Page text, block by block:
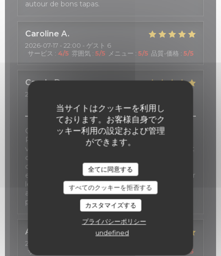
当サイトはクッキーを利用し
ております。お客様自身でク
ッキー利用の設定および管理
ができます。
全てに同意する
すべてのクッキーを拒否する
カスタマイズする
プライバシーポリシー
undefined
autour de bons tapas.
Caroline A
2026-07-17 - 22:00 - ゲスト 6
サービス : 4/5 雰囲気 : 5/5 メニュー : 5/5 品質-価格 : 5/5
Carole D
2026-07-18
C'est toujours un plaisir de passer une soirée au
P'tit Barcelone, à savourer de délicieux tapas, un
verre de sangria à la main. L'accueil est tout à fait
charmant, avec beaucoup de bienveillance en
cas de report de la réservation (un
empêchement de mes amis m'a obligé à décaler
le dîner à deux reprises). Il faut toutefois veiller à
actualiser le site, certaines formules n'étant plus
proposées. Mais c'est un détail !
Anne
2026-07-11
サービス
/5